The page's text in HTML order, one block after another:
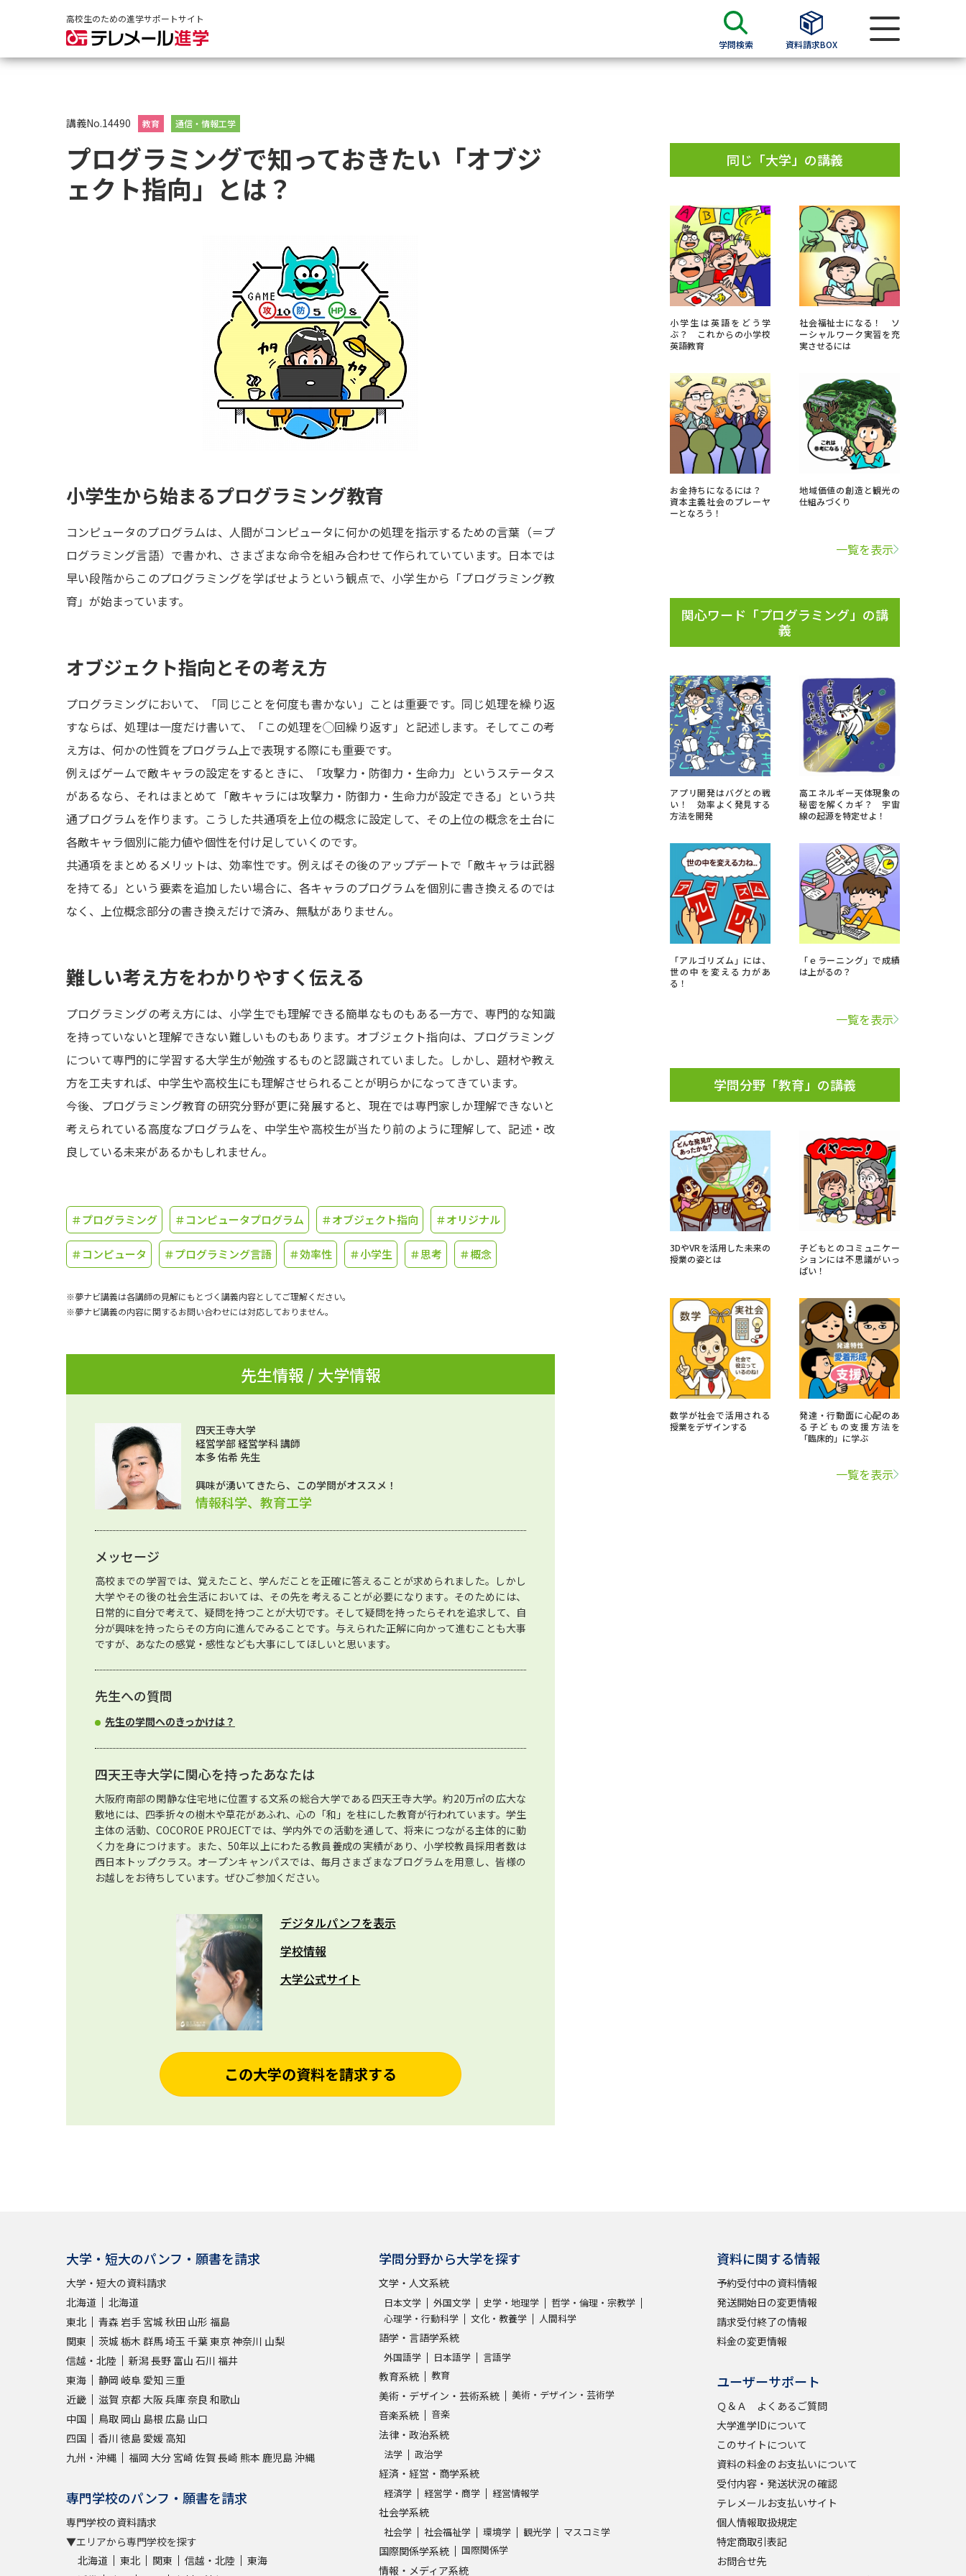
高校生のための進学サポートサイト
学問検索 資料請求BOX
大学・短大の資料種類から請求
過去問題集
留学・進学関連、塾・予備校
大学入学共通テスト「受験上の配慮案内」の請求
高等学校卒業程度認定試験
小学校教員資格認定試験
大学検索
大学で学べる内容や特徴を調べる
新増設大学・学部・学科特集
データサイエンス特集
新学年スタート号特集ページ（高3生用）
オープンキャンパスなどを調べる
オープンキャンパス検索
実施プログラムから探す
受験準備 資料検索
志望校・出願校を調べる
先輩が入学を決めた理由
新生活お役立ちガイド
学問発見
大学で学びたい学問発見
学問のミニ講義「夢ナビ講義」 学問の教科書 夢ナビライブ
このサイトについて
資料の料金の
受付内容・発送状況の確認 テレメール
お支払いサイト
個人情報取扱規定
お問合せ先 テレメール進学カタログ訂正のご案内
講義No.14490 教育 通信・情報工学
プログラミングで知っておきたい「オブジ
ェクト指向」とは？
小学生から始まるプログラミング教育
コンピュータのプログラムは、人間がコンピュータに何かの処理を指示するための言葉（＝プ
ログラミング言語）で書かれ、さまざまな命令を組み合わせて作られていています。日本では
早い段階からこのプログラミングを学ばせようという観点で、小学生から「プログラミング教
育」が始まっています。
オブジェクト指向とその考え方
プログラミングにおいて、「同じことを何度も書かない」ことは重要です。同じ処理を繰り返
すならば、処理は一度だけ書いて、「この処理を◯回繰り返す」と記述します。そしてこの考
え方は、何かの性質をプログラム上で表現する際にも重要です。
例えばゲームで敵キャラの設定をするときに、「攻撃力・防御力・生命力」というステータス
があるなら、それはまとめて「敵キャラには攻撃力・防御力・生命力が設定できる」という共
通プログラムを作ります。こうした共通項を上位の概念に設定して、その上位の概念を土台に
各敵キャラ個別に能力値や個性を付け足していくのです。
共通項をまとめるメリットは、効率性です。例えばその後のアップデートで「敵キャラは武器
を持てる」という要素を追加したい場合に、各キャラのプログラムを個別に書き換えるのでは
なく、上位概念部分の書き換えだけで済み、無駄がありません。
難しい考え方をわかりやすく伝える
プログラミングの考え方には、小学生でも理解できる簡単なものもある一方で、専門的な知識
を持っていないと理解できない難しいものもあります。オブジェクト指向は、プログラミング
について専門的に学習する大学生が勉強するものと認識されていました。しかし、題材や教え
方を工夫すれば、中学生や高校生にも理解させられることが明らかになってきています。
今後、プログラミング教育の研究分野が更に発展すると、現在では専門家しか理解できないと
考えられている高度なプログラムを、中学生や高校生が当たり前のように理解して、記述・改
良している未来があるかもしれません。
＃プログラミング ＃コンピュータプログラム ＃オブジェクト指向 ＃オリジナル
＃コンピュータ ＃プログラミング言語 ＃効率性 ＃小学生 ＃思考 ＃概念
※夢ナビ講義は各講師の見解にもとづく講義内容としてご理解ください。
※夢ナビ講義の内容に関するお問い合わせには対応しておりません。
先生情報 / 大学情報
四天王寺大学
経営学部 経営学科 講師
本多 佑希 先生
興味が湧いてきたら、この学問がオススメ！
情報科学、教育工学
メッセージ
高校までの学習では、覚えたこと、学んだことを正確に答えることが求められました。しかし
大学やその後の社会生活においては、その先を考えることが必要になります。そのためには、
日常的に自分で考えて、疑問を持つことが大切です。そして疑問を持ったらそれを追求して、自
分が興味を持ったらその方向に進んでみることです。与えられた正解に向かって進むことも大事
ですが、あなたの感覚・感性なども大事にしてほしいと思います。
先生への質問
先生の学問へのきっかけは？
四天王寺大学に関心を持ったあなたは
大阪府南部の閑静な住宅地に位置する文系の総合大学である四天王寺大学。約20万㎡の広大な
敷地には、四季折々の樹木や草花があふれ、心の「和」を柱にした教育が行われています。学生
主体の活動、COCOROE PROJECTでは、学内外での活動を通して、将来につながる主体的に動
く力を身につけます。また、50年以上にわたる教員養成の実績があり、小学校教員採用者数は
西日本トップクラス。オープンキャンパスでは、毎月さまざまなプログラムを用意し、皆様の
お越しをお待ちしています。ぜひご参加ください。
デジタルパンフを表示
学校情報
大学公式サイト
この大学の資料を請求する
同じ「大学」の講義
小学生は英語をどう学
ぶ？ これからの小学校
英語教育
社会福祉士になる！ ソ
ーシャルワーク実習を充
実させるには
お金持ちになるには？
資本主義社会のプレーヤ
ーとなろう！
地域価値の創造と観光の
仕組みづくり
一覧を表示
関心ワード「プログラミング」の講
義
アプリ開発はバグとの戦
い！ 効率よく発見する
方法を開発
高エネルギー天体現象の
秘密を解くカギ？ 宇宙
線の起源を特定せよ！
「アルゴリズム」には、
世の中を変える力があ
る！
「ｅラーニング」で成績
は上がるの？
一覧を表示
学問分野「教育」の講義
3DやVRを活用した未来の
授業の姿とは
子どもとのコミュニケー
ションには不思議がいっ
ぱい！
数学が社会で活用される
授業をデザインする
発達・行動面に心配のあ
る子どもの支援方法を
「臨床的」に学ぶ
一覧を表示
大学・短大のパンフ・願書を請求
大学・短大の資料請求
北海道
北海道
東北
青森 岩手 宮城 秋田 山形 福島
関東
茨城 栃木 群馬埼玉 千葉東京神奈川 山梨
信越・北陸
新潟長野 富山 石川 福井
東海
静岡 岐阜 愛知 三重
近畿
滋賀 京都 大阪兵庫奈良 和歌山
中国
鳥取 岡山 島根 広島 山口
四国
香川 徳島 愛媛 高知
九州・沖縄
福岡 大分 宮崎 佐賀 長崎 熊本 鹿児島沖縄
専門学校のパンフ・願書を請求
専門学校の資料請求
▼エリアから専門学校を探す
北海道
東北 関東 信越・北陸
東海
学問分野から大学を探す
文学・人文系統
日本文学 外国文学 史学・地理学
哲学・倫理・宗教学
心理学・行動科学
文化・教養学 人間科学
語学・言語学系統
外国語学 日本語学 言語学
教育系統 教育
美術・デザイン・芸術系統 美術・デザイン・芸術学
音楽系統 音楽
法律・政治系統
法学 政治学
経済・経営・商学系統
経済学 経営学・商学 経営情報学
社会学系統
社会学 社会福祉学 環境学 観光学 マスコミ学
国際関係学系統 国際関係学
情報・メディア系統
資料に関する情報
予約受付中の資料情報
発送開始日の変更情報
請求受付終了の情報
料金の変更情報
ユーザーサポート
Ｑ＆Ａ よくあるご質問
大学進学IDについて
このサイトについて
資料の料金のお支払いについて
受付内容・発送状況の確認
テレメールお支払いサイト
個人情報取扱規定
特定商取引表記
お問合せ先